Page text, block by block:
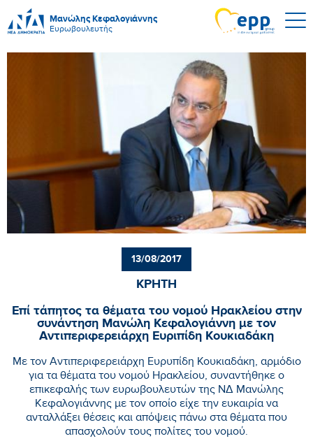
Μανώλης Κεφαλογιάννης
Ευρωβουλευτής
13/08/2017
ΚΡΗΤΗ
Επί τάπητος τα θέματα του νομού Ηρακλείου στην
συνάντηση Μανώλη Κεφαλογιάννη με τον
Αντιπεριφερειάρχη Ευριπίδη Κουκιαδάκη
Με τον Αντιπεριφερειάρχη Ευρυπίδη Κουκιαδάκη, αρμόδιο
για τα θέματα του νομού Ηρακλείου, συναντήθηκε ο
επικεφαλής των ευρωβουλευτών της ΝΔ Μανώλης
Κεφαλογιάννης με τον οποίο είχε την ευκαιρία να
ανταλλάξει θέσεις και απόψεις πάνω στα θέματα που
απασχολούν τους πολίτες του νομού.